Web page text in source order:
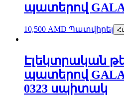
պատերով
10,500 AMD Պատվիրել
Էլեկտրական
պատերով
0323 սպիտակ